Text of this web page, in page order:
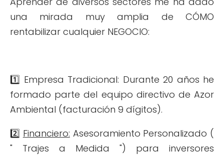
una mirada muy amplia de CÓMO
rentabilizar cualquier NEGOCIO:
1️⃣ Empresa Tradicional: Durante 20 años he
formado parte del equipo directivo de Azor
Ambiental (facturación 9 dígitos).
2️⃣ Financiero: Asesoramiento Personalizado (
" Trajes a Medida ") para inversores